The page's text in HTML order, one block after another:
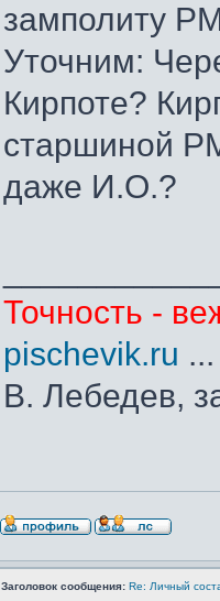
замполиту
Уточним:
Кирпоте?
старшиной
даже И.О.?
Точность -
pischevik.ru
В. Лебедев,
Заголовок сообщения: Re: Личный